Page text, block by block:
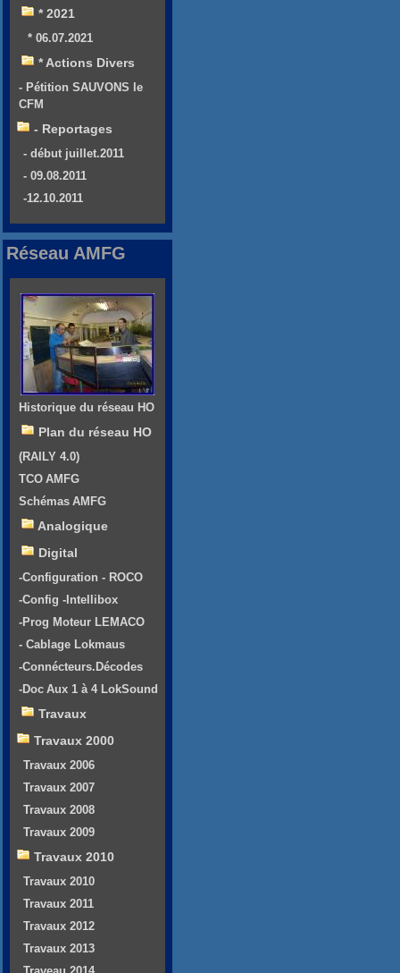
* 2021
* 06.07.2021
* Actions Divers
- Pétition SAUVONS le
CFM
- Reportages
- début juillet.2011
- 09.08.2011
-12.10.2011
Réseau AMFG
Historique du réseau HO
Plan du réseau HO
(RAILY 4.0)
TCO AMFG
Schémas AMFG
Analogique
Digital
-Configuration - ROCO
-Config -Intellibox
-Prog Moteur LEMACO
- Cablage Lokmaus
-Connécteurs.Décodes
-Doc Aux 1 à 4 LokSound
Travaux
Travaux 2000
Travaux 2006
Travaux 2007
Travaux 2008
Travaux 2009
Travaux 2010
Travaux 2010
Travaux 2011
Travaux 2012
Travaux 2013